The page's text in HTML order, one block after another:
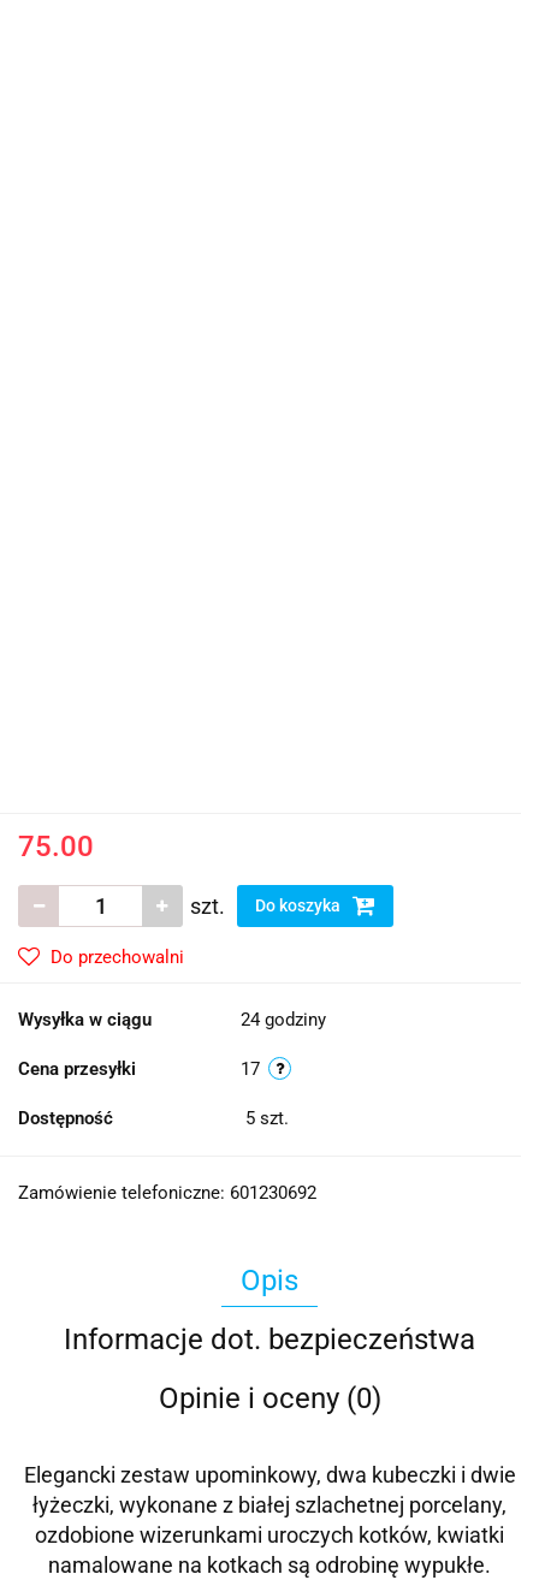
75.00
szt. Do koszyka
Do przechowalni
Wysyłka w ciągu 24 godziny
Cena przesyłki 17
Dostępność 5 szt.
Zamówienie telefoniczne: 601230692
Opis
Informacje dot. bezpieczeństwa
Opinie i oceny (0)
Elegancki zestaw upominkowy, dwa kubeczki i dwie
łyżeczki, wykonane z białej szlachetnej porcelany,
ozdobione wizerunkami uroczych kotków, kwiatki
namalowane na kotkach są odrobinę wypukłe.